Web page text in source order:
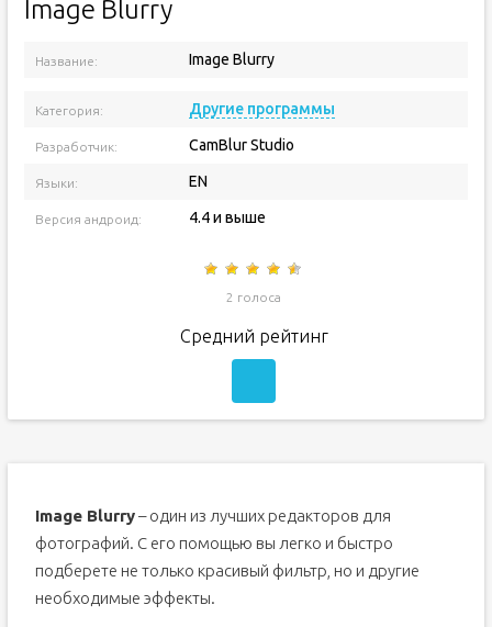
Image Blurry
Название: Image Blurry
Категория:
Другие программы
Разработчик: CamBlur Studio
Языки: EN
Версия андроид: 4.4 и выше
2 голоса
Средний рейтинг
Image Blurry– один из лучших редакторов для
фотографий. С его помощью вы легко и быстро
подберете не только красивый фильтр, но и другие
необходимые эффекты.